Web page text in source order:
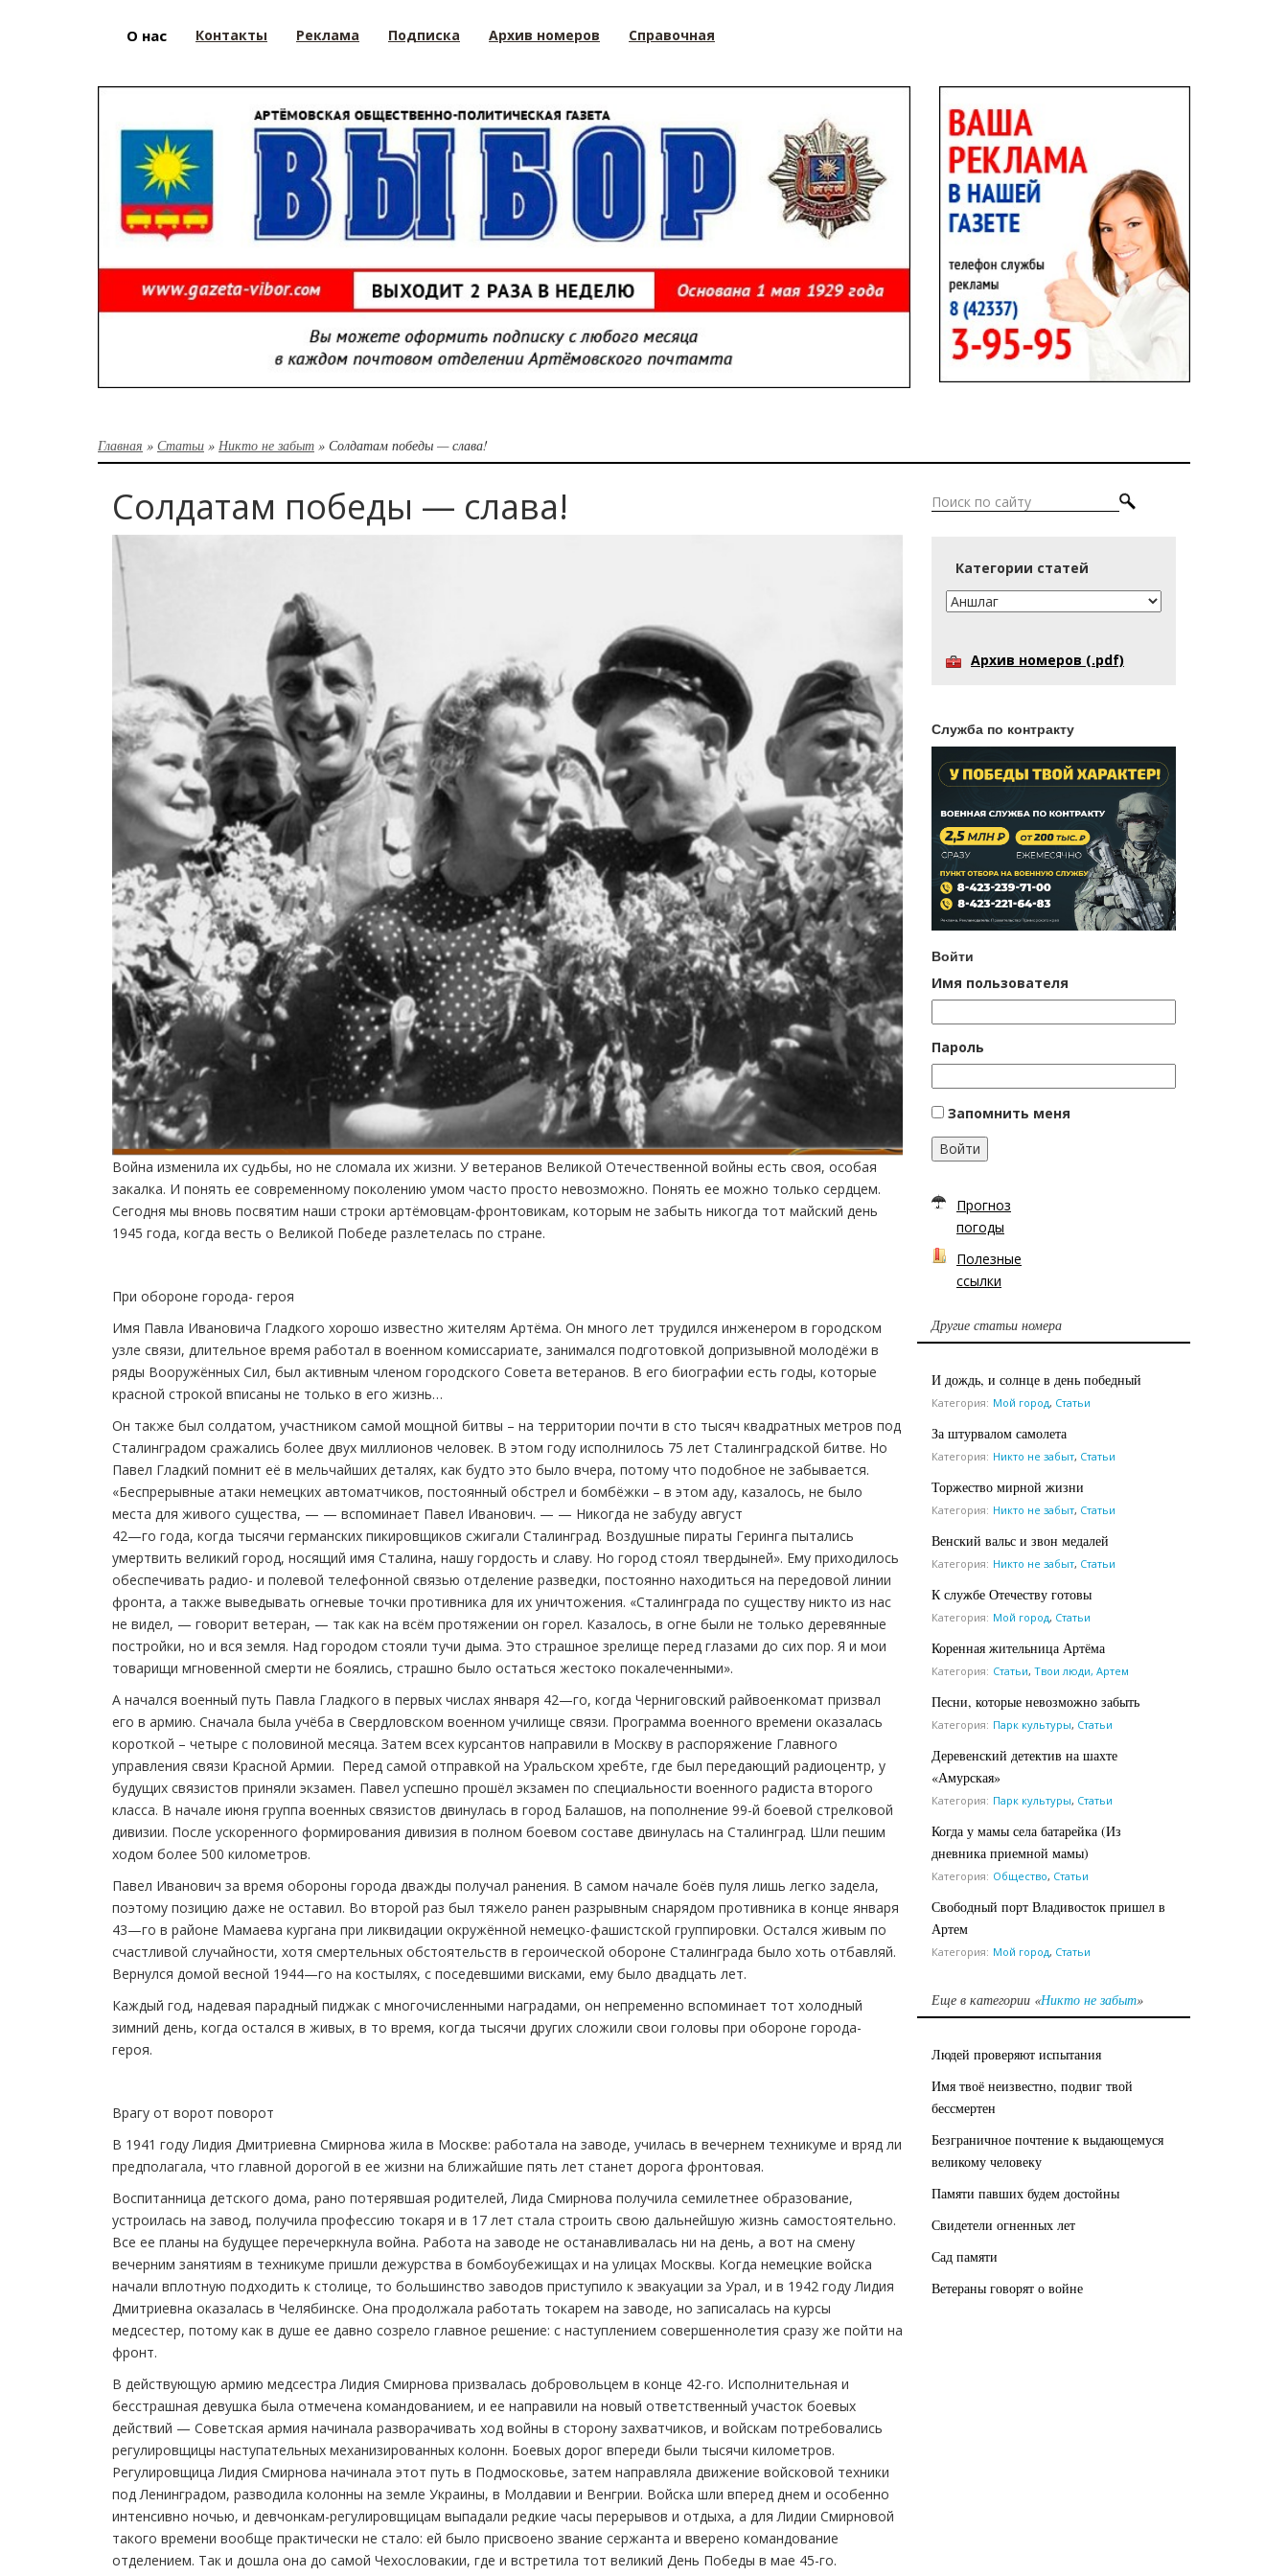
О нас Контакты Реклама Подписка Архив номеров Справочная
Главная » Статьи » Никто не забыт » Солдатам победы — слава!
Солдатам победы — слава!
Война изменила их судьбы, но не сломала их жизни. У ветеранов Великой Отечественной войны есть своя, особая
закалка. И понять ее современному поколению умом часто просто невозможно. Понять ее можно только сердцем.
Сегодня мы вновь посвятим наши строки артёмовцам-фронтовикам, которым не забыть никогда тот майский день
1945 года, когда весть о Великой Победе разлетелась по стране.
При обороне города- героя
Имя Павла Ивановича Гладкого хорошо известно жителям Артёма. Он много лет трудился инженером в городском
узле связи, длительное время работал в военном комиссариате, занимался подготовкой допризывной молодёжи в
ряды Вооружённых Сил, был активным членом городского Совета ветеранов. В его биографии есть годы, которые
красной строкой вписаны не только в его жизнь…
Он также был солдатом, участником самой мощной битвы – на территории почти в сто тысяч квадратных метров под
Сталинградом сражались более двух миллионов человек. В этом году исполнилось 75 лет Сталинградской битве. Но
Павел Гладкий помнит её в мельчайших деталях, как будто это было вчера, потому что подобное не забывается.
«Беспрерывные атаки немецких автоматчиков, постоянный обстрел и бомбёжки – в этом аду, казалось, не было
места для живого существа, — — вспоминает Павел Иванович. — — Никогда не забуду август
42—го года, когда тысячи германских пикировщиков сжигали Сталинград. Воздушные пираты Геринга пытались
умертвить великий город, носящий имя Сталина, нашу гордость и славу. Но город стоял твердыней». Ему приходилось
обеспечивать радио- и полевой телефонной связью отделение разведки, постоянно находиться на передовой линии
фронта, а также выведывать огневые точки противника для их уничтожения. «Сталинграда по существу никто из нас
не видел, — говорит ветеран, — так как на всём протяжении он горел. Казалось, в огне были не только деревянные
постройки, но и вся земля. Над городом стояли тучи дыма. Это страшное зрелище перед глазами до сих пор. Я и мои
товарищи мгновенной смерти не боялись, страшно было остаться жестоко покалеченными».
А начался военный путь Павла Гладкого в первых числах января 42—го, когда Черниговский райвоенкомат призвал
его в армию. Сначала была учёба в Свердловском военном училище связи. Программа военного времени оказалась
короткой – четыре с половиной месяца. Затем всех курсантов направили в Москву в распоряжение Главного
управления связи Красной Армии. Перед самой отправкой на Уральском хребте, где был передающий радиоцентр, у
будущих связистов приняли экзамен. Павел успешно прошёл экзамен по специальности военного радиста второго
класса. В начале июня группа военных связистов двинулась в город Балашов, на пополнение 99-й боевой стрелковой
дивизии. После ускоренного формирования дивизия в полном боевом составе двинулась на Сталинград. Шли пешим
ходом более 500 километров.
Павел Иванович за время обороны города дважды получал ранения. В самом начале боёв пуля лишь легко задела,
поэтому позицию даже не оставил. Во второй раз был тяжело ранен разрывным снарядом противника в конце января
43—го в районе Мамаева кургана при ликвидации окружённой немецко-фашистской группировки. Остался живым по
счастливой случайности, хотя смертельных обстоятельств в героической обороне Сталинграда было хоть отбавляй.
Вернулся домой весной 1944—го на костылях, с поседевшими висками, ему было двадцать лет.
Каждый год, надевая парадный пиджак с многочисленными наградами, он непременно вспоминает тот холодный
зимний день, когда остался в живых, в то время, когда тысячи других сложили свои головы при обороне города-
героя.
Врагу от ворот поворот
В 1941 году Лидия Дмитриевна Смирнова жила в Москве: работала на заводе, училась в вечернем техникуме и вряд ли
предполагала, что главной дорогой в ее жизни на ближайшие пять лет станет дорога фронтовая.
Воспитанница детского дома, рано потерявшая родителей, Лида Смирнова получила семилетнее образование,
устроилась на завод, получила профессию токаря и в 17 лет стала строить свою дальнейшую жизнь самостоятельно.
Все ее планы на будущее перечеркнула война. Работа на заводе не останавливалась ни на день, а вот на смену
вечерним занятиям в техникуме пришли дежурства в бомбоубежищах и на улицах Москвы. Когда немецкие войска
начали вплотную подходить к столице, то большинство заводов приступило к эвакуации за Урал, и в 1942 году Лидия
Дмитриевна оказалась в Челябинске. Она продолжала работать токарем на заводе, но записалась на курсы
медсестер, потому как в душе ее давно созрело главное решение: с наступлением совершеннолетия сразу же пойти на
фронт.
В действующую армию медсестра Лидия Смирнова призвалась добровольцем в конце 42-го. Исполнительная и
бесстрашная девушка была отмечена командованием, и ее направили на новый ответственный участок боевых
действий — Советская армия начинала разворачивать ход войны в сторону захватчиков, и войскам потребовались
регулировщицы наступательных механизированных колонн. Боевых дорог впереди были тысячи километров.
Регулировщица Лидия Смирнова начинала этот путь в Подмосковье, затем направляла движение войсковой техники
под Ленинградом, разводила колонны на земле Украины, в Молдавии и Венгрии. Войска шли вперед днем и особенно
интенсивно ночью, и девчонкам-регулировщицам выпадали редкие часы перерывов и отдыха, а для Лидии Смирновой
такого времени вообще практически не стало: ей было присвоено звание сержанта и вверено командование
отделением. Так и дошла она до самой Чехословакии, где и встретила тот великий День Победы в мае 45-го.
Категории статей
Архив номеров (.pdf)
Служба по контракту
Войти
Имя пользователя
Пароль
Запомнить меня
Войти
Прогноз
погоды
Полезные
ссылки
Другие статьи номера
И дождь, и солнце в день победный
Категория: Мой город, Статьи
За штурвалом самолета
Категория: Никто не забыт, Статьи
Торжество мирной жизни
Категория: Никто не забыт, Статьи
Венский вальс и звон медалей
Категория: Никто не забыт, Статьи
К службе Отечеству готовы
Категория: Мой город, Статьи
Коренная жительница Артёма
Категория: Статьи, Твои люди, Артем
Песни, которые невозможно забыть
Категория: Парк культуры, Статьи
Деревенский детектив на шахте
«Амурская»
Категория: Парк культуры, Статьи
Когда у мамы села батарейка (Из
дневника приемной мамы)
Категория: Общество, Статьи
Свободный порт Владивосток пришел в
Артем
Категория: Мой город, Статьи
Еще в категории «Никто не забыт»
Людей проверяют испытания
Имя твоё неизвестно, подвиг твой
бессмертен
Безграничное почтение к выдающемуся
великому человеку
Памяти павших будем достойны
Свидетели огненных лет
Сад памяти
Ветераны говорят о войне